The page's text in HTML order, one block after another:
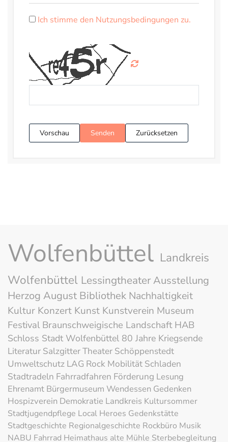
Ich stimme den Nutzungsbedingungen zu.
Vorschau Senden Zurücksetzen
Wolfenbüttel Landkreis
Wolfenbüttel LessingtheaterAusstellung
Herzog August Bibliothek Nachhaltigkeit
Kultur Konzert Kunst Kunstverein Museum
Festival Braunschweigische Landschaft HAB
Schloss Stadt Wolfenbüttel 80 Jahre Kriegsende
Literatur SalzgitterTheater Schöppenstedt
Umweltschutz LAG Rock Mobilität Schladen
Stadtradeln Fahrradfahren Förderung Lesung
Ehrenamt Bürgermuseum Wendessen Gedenken
Hospizverein Demokratie Landkreis Kultursommer
Stadtjugendpflege Local Heroes Gedenkstätte
Stadtgeschichte Regionalgeschichte Rockbüro Musik
NABU Fahrrad Heimathaus alte Mühle Sterbebegleitung